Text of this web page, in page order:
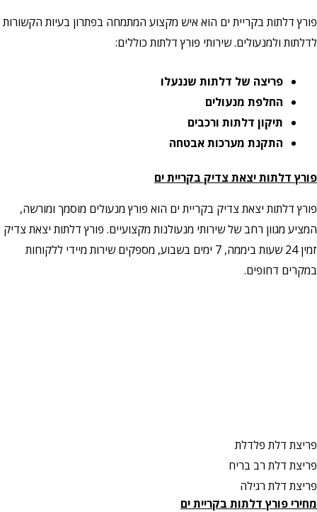
פורץ דלתות בקריית ים הוא איש מקצוע המתמחה בפתרון בעיות הקשורות
לדלתות ולמנעולים. שירותי פורץ דלתות כוללים:
פריצה של דלתות שננעלו
החלפת מנעולים
תיקון דלתות ורכבים
התקנת מערכות אבטחה
פורץ דלתות יצאת צדיק בקריית ים
פורץ דלתות יצאת צדיק בקריית ים הוא פורץ מנעולים מוסמך ומורשה,
המציע מגוון רחב של שירותי מנעולנות מקצועיים. פורץ דלתות יצאת צדיק
זמין 24 שעות ביממה, 7 ימים בשבוע, מספקים שירות מיידי ללקוחות
במקרים דחופים.
פריצת דלת פלדלת
פריצת דלת רב בריח
פריצת דלת רגילה
מחירי פורץ דלתות בקריית ים